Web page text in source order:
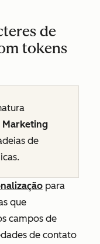
de
tokens
Marketing
de
para
que
campos de
de contato